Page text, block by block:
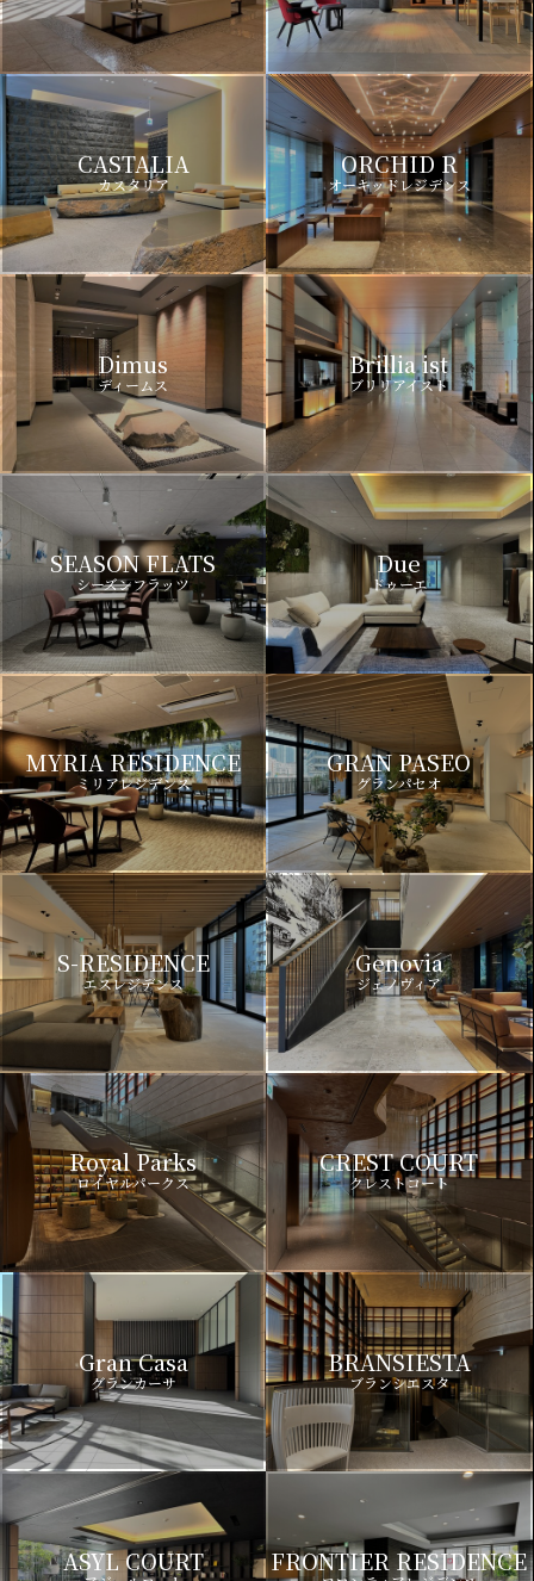
CASTALIA
カスタリア
ORCHID R
オーキッドレジデンス
Dimus
ディームス
Brillia ist
ブリリアイスト
SEASON FLATS
シーズンフラッツ
Due
ドゥーエ
MYRIA RESIDENCE
ミリアレジデンス
GRAN PASEO
グランパセオ
S-RESIDENCE
エスレジデンス
Genovia
ジェノヴィア
Royal Parks
ロイヤルパークス
CREST COURT
クレストコート
Gran Casa
グランカーサ
BRANSIESTA
ブランシエスタ
ASYL COURT FRONTIER RESIDENCE